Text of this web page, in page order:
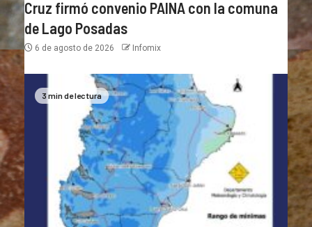
Cruz firmó convenio PAINA con la comuna
de Lago Posadas
6 de agosto de 2026 Infomix
3 min de lectura